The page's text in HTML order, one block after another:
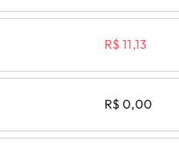
R$ 11,13
R$ 0,00